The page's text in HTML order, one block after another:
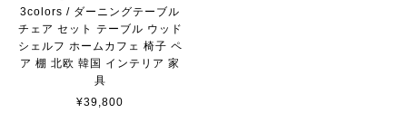
3colors / ダーニングテーブル
チェア セット テーブル ウッド
シェルフ ホームカフェ 椅子 ペ
ア 棚 北欧 韓国 インテリア 家
具
¥39,800